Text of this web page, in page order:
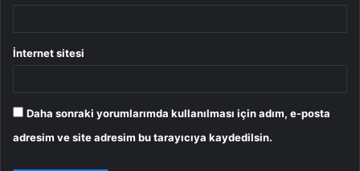
İnternet sitesi
Daha sonraki yorumlarımda kullanılması için adım, e-posta
adresim ve site adresim bu tarayıcıya kaydedilsin.